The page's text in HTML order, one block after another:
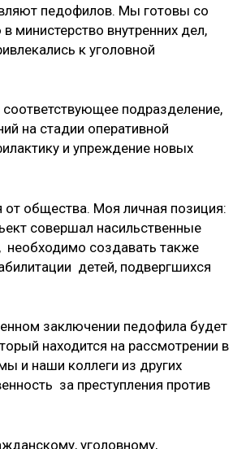
педофилов. Мы готовы со
министерство внутренних дел,
к уголовной
подразделение,
на стадии оперативной
и упреждение новых
общества. Моя личная позиция:
совершал насильственные
необходимо создавать также
детей, подвергшихся
заключении педофила будет
находится на рассмотрении в
и наши коллеги из других
за преступления против
уголовному,